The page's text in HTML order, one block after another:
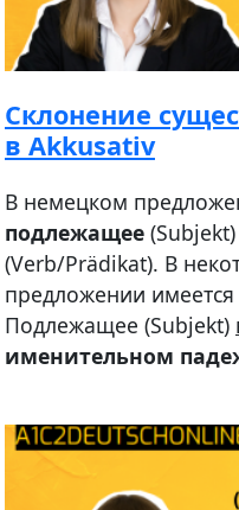
Склонение
в Akkusativ
В немецком
подлежащее
(Verb/Prädikat). В
предложении имеется
Подлежащее (Subjekt)
именительном